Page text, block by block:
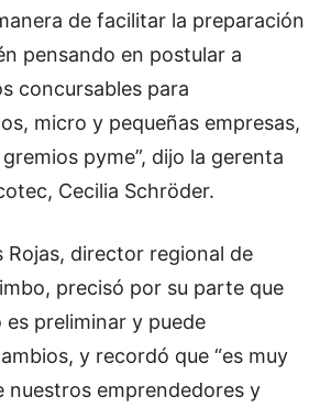
de facilitar la preparación
pensando en postular a
concursables para
micro y pequeñas empresas,
pyme”, dijo la gerenta
Cecilia Schröder.
Rojas, director regional de
precisó por su parte que
es preliminar y puede
y recordó que “es muy
nuestros emprendedores y